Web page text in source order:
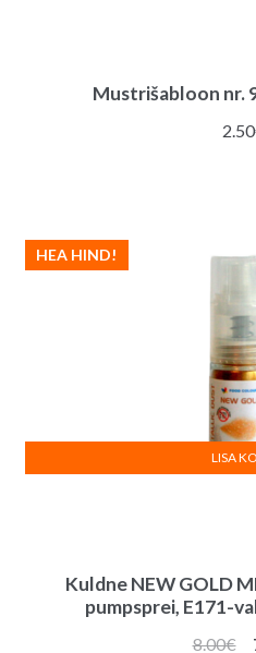
Mustrišabloon nr.
2.50
Kuldne NEW GOLD
pumpsprei, E171-
HEA HIND!
8.00€
LISA